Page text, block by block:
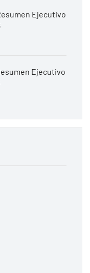
Ejecutivo
Ejecutivo